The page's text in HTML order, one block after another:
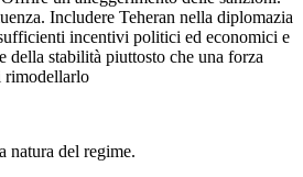
Includere Teheran nella diplomazia
incentivi politici ed economici e
della stabilità piuttosto che una forza
rimodellarlo
natura del regime.